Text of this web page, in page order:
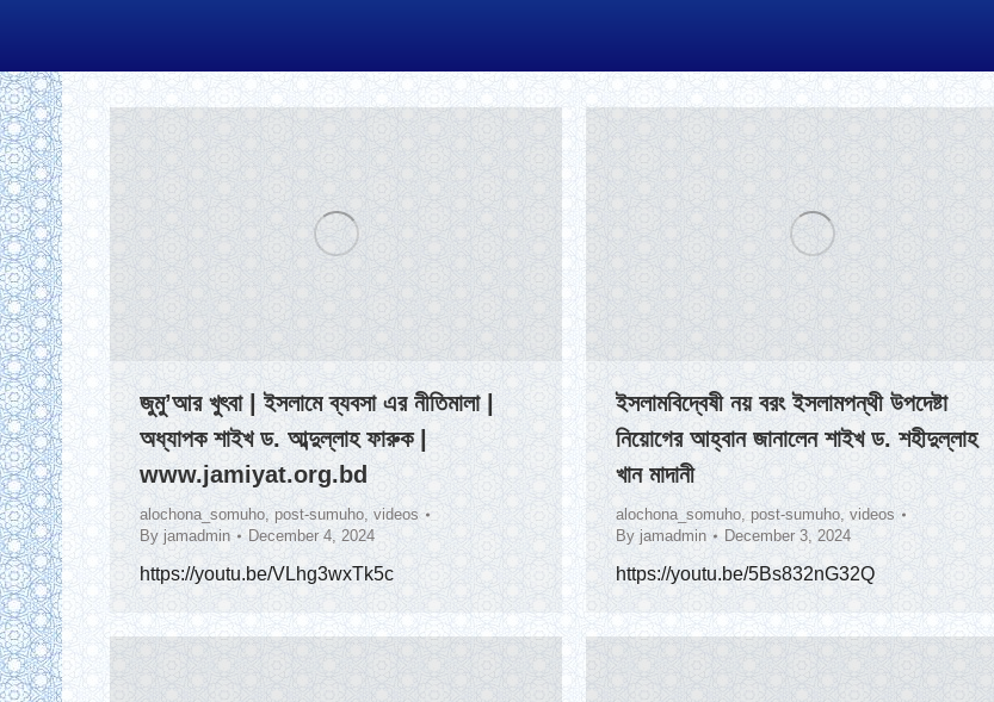
জুমু’আর খুৎবা | ইসলামে ব্যবসা এর নীতিমালা |
অধ্যাপক শাইখ ড. আব্দুল্লাহ ফারুক |
www.jamiyat.org.bd
alochona_somuho, post-sumuho, videos
By jamadmin December 4, 2024
https://youtu.be/VLhg3wxTk5c
ইসলামবিদ্বেষী নয় বরং ইসলামপন্থী উপদেষ্টা
নিয়োগের আহ্বান জানালেন শাইখ ড. শহীদুল্লাহ
খান মাদানী
alochona_somuho, post-sumuho, videos
By jamadmin December 3, 2024
https://youtu.be/5Bs832nG32Q